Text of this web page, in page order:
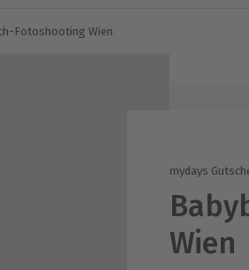
Fotoshooting Wien
mydays
Wien